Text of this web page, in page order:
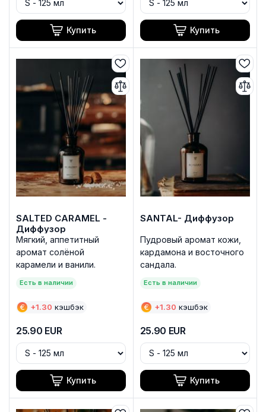
Купить Купить
SALTED CARAMEL -
Диффузор
Мягкий, аппетитный
аромат солёной
карамели и ванили.
Есть в наличии
€ +1.30 кэшбэк
25.90 EUR
Купить
SANTAL- Диффузор
Пудровый аромат кожи,
кардамона и восточного
сандала.
Есть в наличии
€ +1.30 кэшбэк
25.90 EUR
Купить